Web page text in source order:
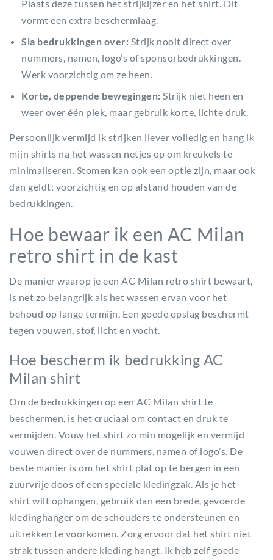
Plaats deze tussen het strijkijzer en het shirt. Dit
vormt een extra beschermlaag.
Sla bedrukkingen over: Strijk nooit direct over
nummers, namen, logo’s of sponsorbedrukkingen.
Werk voorzichtig om ze heen.
Korte, deppende bewegingen: Strijk niet heen en
weer over één plek, maar gebruik korte, lichte druk.
Persoonlijk vermijd ik strijken liever volledig en hang ik
mijn shirts na het wassen netjes op om kreukels te
minimaliseren. Stomen kan ook een optie zijn, maar ook
dan geldt: voorzichtig en op afstand houden van de
bedrukkingen.
Hoe bewaar ik een AC Milan
retro shirt in de kast
De manier waarop je een AC Milan retro shirt bewaart,
is net zo belangrijk als het wassen ervan voor het
behoud op lange termijn. Een goede opslag beschermt
tegen vouwen, stof, licht en vocht.
Hoe bescherm ik bedrukking AC
Milan shirt
Om de bedrukkingen op een AC Milan shirt te
beschermen, is het cruciaal om contact en druk te
vermijden. Vouw het shirt zo min mogelijk en vermijd
vouwen direct over de nummers, namen of logo’s. De
beste manier is om het shirt plat op te bergen in een
zuurvrije doos of een speciale kledingzak. Als je het
shirt wilt ophangen, gebruik dan een brede, gevoerde
kledinghanger om de schouders te ondersteunen en
uitrekken te voorkomen. Zorg ervoor dat het shirt niet
strak tussen andere kleding hangt. Ik heb zelf goede